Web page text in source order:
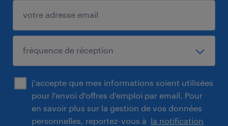
j'accepte que mes informations soient utilisées
pour l'envoi d'offres d'emploi par email. Pour
en savoir plus sur la gestion de vos données
personnelles, reportez-vous à la notification